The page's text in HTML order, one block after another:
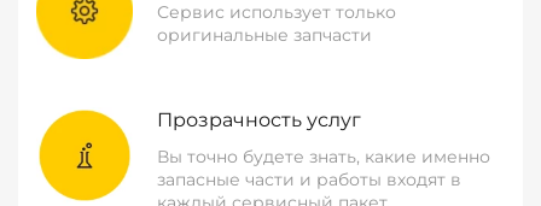
Сервис использует только
оригинальные запчасти
Прозрачность услуг
Вы точно будете знать, какие именно
запасные части и работы входят в